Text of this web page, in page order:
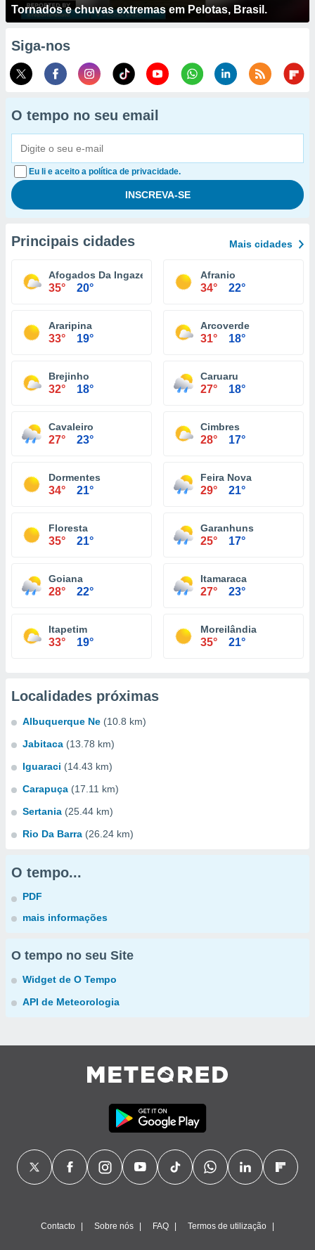
Tornados e chuvas extremas em Pelotas, Brasil.
Siga-nos
O tempo no seu email
Eu li e aceito a política de privacidade.
Principais cidades Mais cidades
Afogados Da Ingazeira
35° 20°
Afranio
34° 22°
Araripina
33° 19°
Arcoverde
31° 18°
Brejinho
32° 18°
Caruaru
27° 18°
Cavaleiro
27° 23°
Cimbres
28° 17°
Dormentes
34° 21°
Feira Nova
29° 21°
Floresta
35° 21°
Garanhuns
25° 17°
Goiana
28° 22°
Itamaraca
27° 23°
Itapetim
33° 19°
Moreilândia
35° 21°
Localidades próximas
Albuquerque Ne (10.8 km)
Jabitaca (13.78 km)
Iguaraci (14.43 km)
Carapuça (17.11 km)
Sertania (25.44 km)
Rio Da Barra (26.24 km)
O tempo...
PDF
mais informações
O tempo no seu Site
Widget de O Tempo
API de Meteorologia
Contacto Sobre nós FAQ Termos de utilização